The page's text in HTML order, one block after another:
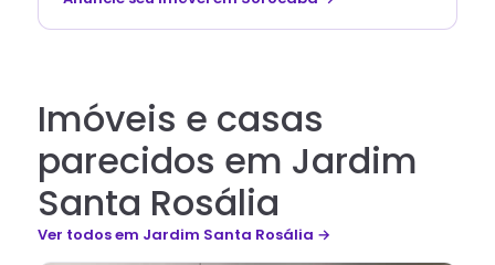
Imóveis e casas
parecidos em Jardim
Santa Rosália
Ver todosem Jardim Santa Rosália →